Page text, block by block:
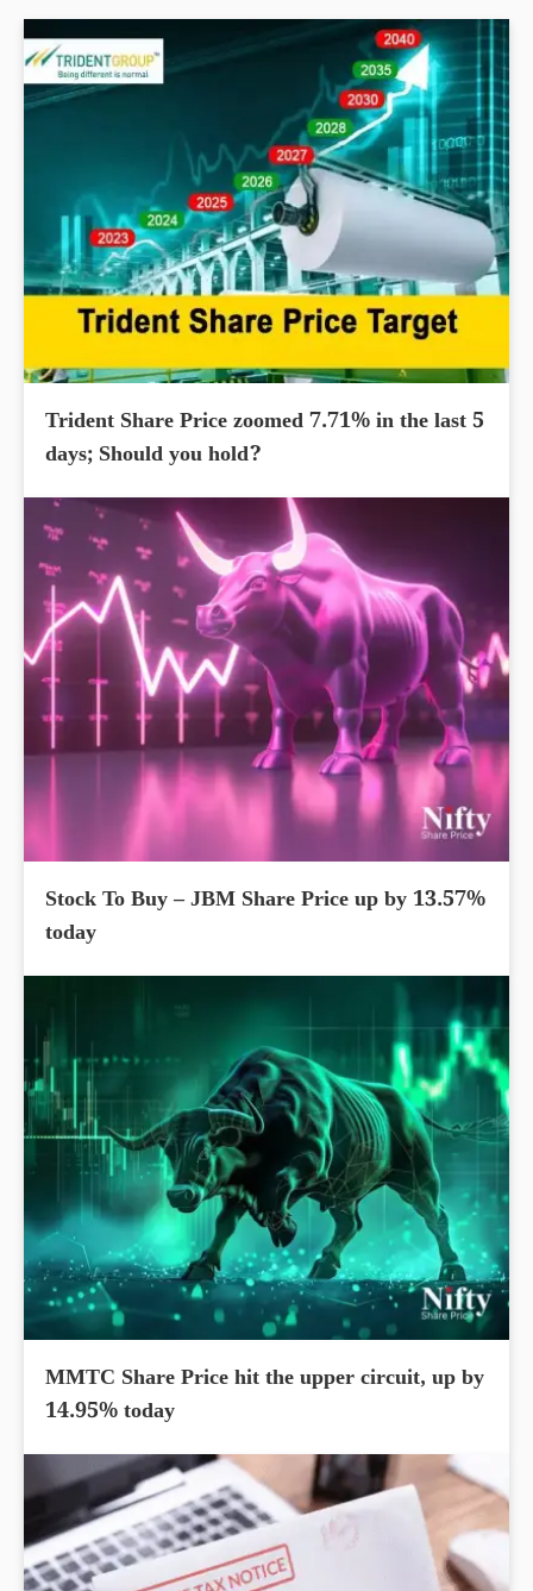
Trident Share Price zoomed 7.71% in the last 5
days; Should you hold?
Stock To Buy – JBM Share Price up by 13.57%
today
MMTC Share Price hit the upper circuit, up by
14.95% today